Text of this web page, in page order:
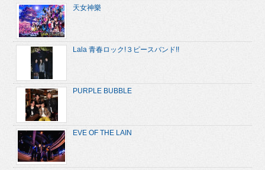
天女神樂
Lala 青春ロック!３ピースバンド!!
PURPLE BUBBLE
EVE OF THE LAIN